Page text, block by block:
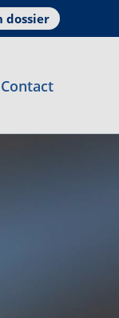
dossier
Contact